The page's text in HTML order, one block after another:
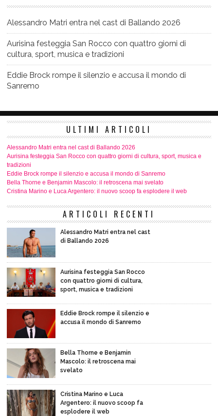
Alessandro Matri entra nel cast di Ballando 2026
Aurisina festeggia San Rocco con quattro giorni di
cultura, sport, musica e tradizioni
Eddie Brock rompe il silenzio e accusa il mondo di
Sanremo
ULTIMI ARTICOLI
Alessandro Matri entra nel cast di Ballando 2026
Aurisina festeggia San Rocco con quattro giorni di cultura, sport, musica e
tradizioni
Eddie Brock rompe il silenzio e accusa il mondo di Sanremo
Bella Thorne e Benjamin Mascolo: il retroscena mai svelato
Cristina Marino e Luca Argentero: il nuovo scoop fa esplodere il web
ARTICOLI RECENTI
Alessandro Matri entra nel cast
di Ballando 2026
Aurisina festeggia San Rocco
con quattro giorni di cultura,
sport, musica e tradizioni
Eddie Brock rompe il silenzio e
accusa il mondo di Sanremo
Bella Thorne e Benjamin
Mascolo: il retroscena mai
svelato
Cristina Marino e Luca
Argentero: il nuovo scoop fa
esplodere il web